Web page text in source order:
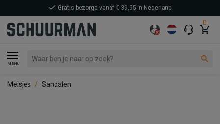
0
MENU
Gratis bezorgd vanaf € 39,95 in Nederland
Meisjes Sandalen